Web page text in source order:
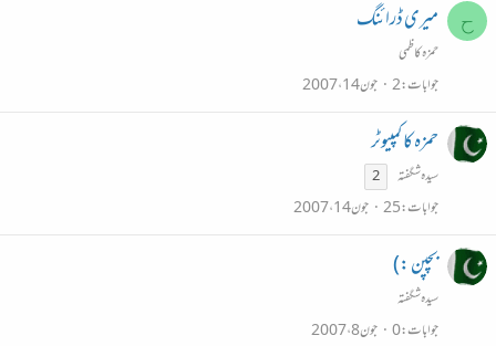
ح میری ڈرائنگ
حمزہ کاظمی
جوابات 2 جون 14، 2007
حمزہ کا کمپیوٹر
سیدہ شگفتہ 2
جوابات 25 جون 14، 2007
بچپن :)
سیدہ شگفتہ
جوابات 0 جون 8، 2007